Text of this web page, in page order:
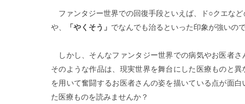
ファンタジー世界での回復手段といえば、ド○クエな
や、
「やくそう」 でなんでも治るといった印象が強いの
しかし、そんなファンタジー世界での病気やお医者さ
そのような作品は、現実世界を舞台にした医療ものと
を用いて奮闘するお医者さんの姿を描いている点が面
た医療ものを読みませんか？